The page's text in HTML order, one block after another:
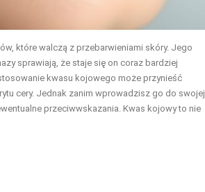
które walczą z przebarwieniami skóry. Jego
sprawiają, że staje się on coraz bardziej
kwasu kojowego może przynieść
cery. Jednak zanim wprowadzisz go do swojej
przeciwwskazania. Kwas kojowy to nie